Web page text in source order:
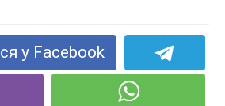
у Facebook